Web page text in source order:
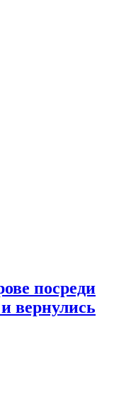
посреди
вернулись